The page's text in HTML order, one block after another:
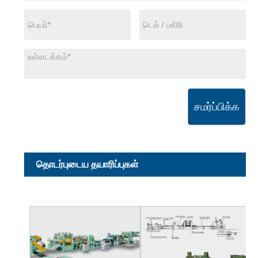
சமர்ப்பிக்க
தொடர்புடைய தயாரிப்புகள்